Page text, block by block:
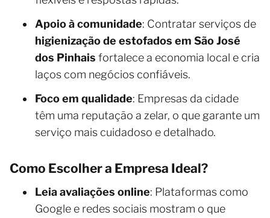
Apoio à comunidade: Contratar serviços de
higienização de estofados em São José
dos Pinhais fortalece a economia local e cria
laços com negócios confiáveis.
Foco em qualidade: Empresas da cidade
têm uma reputação a zelar, o que garante um
serviço mais cuidadoso e detalhado.
Como Escolher a Empresa Ideal?
Leia avaliações online: Plataformas como
Google e redes sociais mostram o que